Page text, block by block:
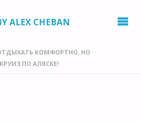
ALEX CHEBAN
КОМФОРТНО, НО
ПО АЛЯСКЕ!